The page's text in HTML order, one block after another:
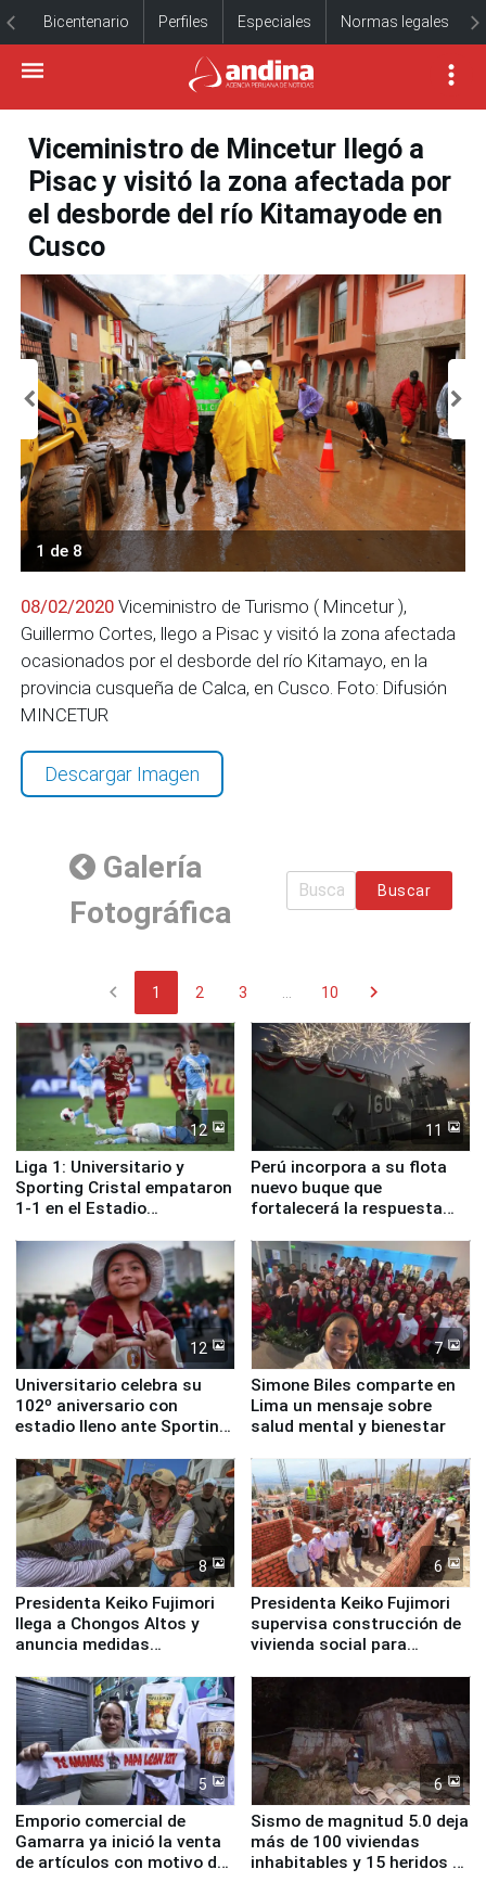
Bicentenario Perfiles Especiales Normas legales
Viceministro de Mincetur llegó a
Pisac y visitó la zona afectada por
el desborde del río Kitamayode en
Cusco
1 de 8
08/02/2020 Viceministro de Turismo ( Mincetur ),
Guillermo Cortes, llego a Pisac y visitó la zona afectada
ocasionados por el desborde del río Kitamayo, en la
provincia cusqueña de Calca, en Cusco. Foto: Difusión
MINCETUR
Descargar Imagen
Galería
Fotográfica
Buscar
chevron_left 1 2 3 10 chevron_right
12
Liga 1: Universitario y
Sporting Cristal empataron
1-1 en el Estadio
11
Perú incorpora a su flota
nuevo buque que
fortalecerá la respuesta
12
Universitario celebra su
102º aniversario con
estadio lleno ante Sporting
7
Simone Biles comparte en
Lima un mensaje sobre
salud mental y bienestar
8
Presidenta Keiko Fujimori
llega a Chongos Altos y
anuncia medidas
educación, salud y empleo
6
Presidenta Keiko Fujimori
supervisa construcción de
vivienda social para
5
Emporio comercial de
Gamarra ya inició la venta
de artículos con motivo de
6
Sismo de magnitud 5.0 deja
más de 100 viviendas
inhabitables y 15 heridos en